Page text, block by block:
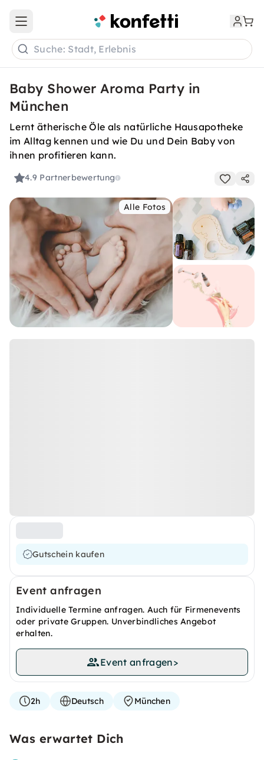
Open main menu
Suche: Stadt, Erlebnis
Baby Shower Aroma Party in
München
Lernt ätherische Öle als natürliche Hausapotheke
im Alltag kennen und wie Du und Dein Baby von
ihnen profitieren kann.
4.9 Partnerbewertung
Alle Fotos
Gutschein kaufen
Event anfragen
Individuelle Termine anfragen. Auch für Firmenevents
oder private Gruppen. Unverbindliches Angebot
erhalten.
Event anfragen>
2h Deutsch München
Was erwartet Dich